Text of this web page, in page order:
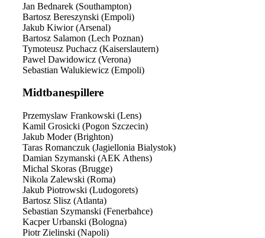
Jan Bednarek (Southampton)
Bartosz Bereszynski (Empoli)
Jakub Kiwior (Arsenal)
Bartosz Salamon (Lech Poznan)
Tymoteusz Puchacz (Kaiserslautern)
Pawel Dawidowicz (Verona)
Sebastian Walukiewicz (Empoli)
Midtbanespillere
Przemyslaw Frankowski (Lens)
Kamil Grosicki (Pogon Szczecin)
Jakub Moder (Brighton)
Taras Romanczuk (Jagiellonia Bialystok)
Damian Szymanski (AEK Athens)
Michal Skoras (Brugge)
Nikola Zalewski (Roma)
Jakub Piotrowski (Ludogorets)
Bartosz Slisz (Atlanta)
Sebastian Szymanski (Fenerbahce)
Kacper Urbanski (Bologna)
Piotr Zielinski (Napoli)